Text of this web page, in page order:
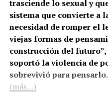
trasciende lo sexual y
sistema que convierte a
necesidad de romper el
viejas formas de
construcción del
soportó la violencia de
sobrevivió para pensarlo.
(más…)